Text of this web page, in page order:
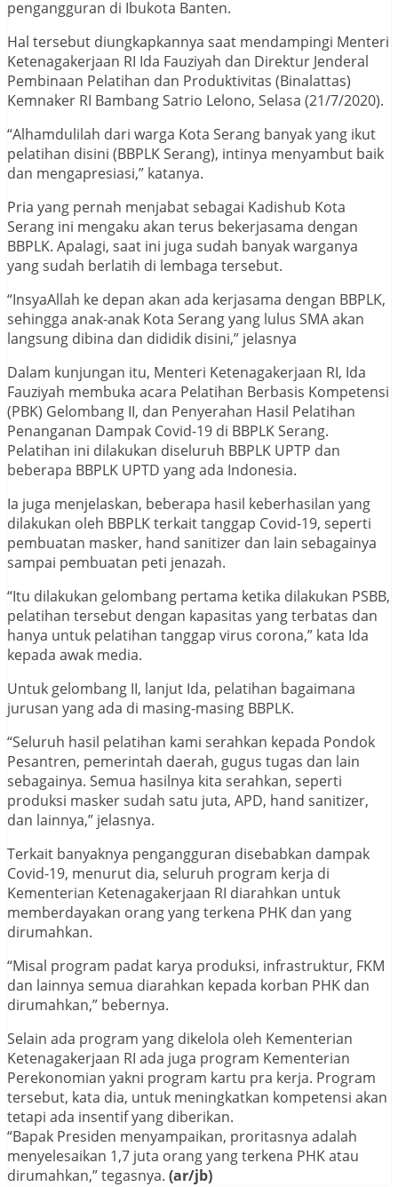
pengangguran di Ibukota Banten.
Hal tersebut diungkapkannya saat mendampingi Menteri
Ketenagakerjaan RI Ida Fauziyah dan Direktur Jenderal
Pembinaan Pelatihan dan Produktivitas (Binalattas)
Kemnaker RI Bambang Satrio Lelono, Selasa (21/7/2020).
“Alhamdulilah dari warga Kota Serang banyak yang ikut
pelatihan disini (BBPLK Serang), intinya menyambut baik
dan mengapresiasi,” katanya.
Pria yang pernah menjabat sebagai Kadishub Kota
Serang ini mengaku akan terus bekerjasama dengan
BBPLK. Apalagi, saat ini juga sudah banyak warganya
yang sudah berlatih di lembaga tersebut.
“InsyaAllah ke depan akan ada kerjasama dengan BBPLK,
sehingga anak-anak Kota Serang yang lulus SMA akan
langsung dibina dan dididik disini,” jelasnya
Dalam kunjungan itu, Menteri Ketenagakerjaan RI, Ida
Fauziyah membuka acara Pelatihan Berbasis Kompetensi
(PBK) Gelombang II, dan Penyerahan Hasil Pelatihan
Penanganan Dampak Covid-19 di BBPLK Serang.
Pelatihan ini dilakukan diseluruh BBPLK UPTP dan
beberapa BBPLK UPTD yang ada Indonesia.
Ia juga menjelaskan, beberapa hasil keberhasilan yang
dilakukan oleh BBPLK terkait tanggap Covid-19, seperti
pembuatan masker, hand sanitizer dan lain sebagainya
sampai pembuatan peti jenazah.
“Itu dilakukan gelombang pertama ketika dilakukan PSBB,
pelatihan tersebut dengan kapasitas yang terbatas dan
hanya untuk pelatihan tanggap virus corona,” kata Ida
kepada awak media.
Untuk gelombang II, lanjut Ida, pelatihan bagaimana
jurusan yang ada di masing-masing BBPLK.
“Seluruh hasil pelatihan kami serahkan kepada Pondok
Pesantren, pemerintah daerah, gugus tugas dan lain
sebagainya. Semua hasilnya kita serahkan, seperti
produksi masker sudah satu juta, APD, hand sanitizer,
dan lainnya,” jelasnya.
Terkait banyaknya pengangguran disebabkan dampak
Covid-19, menurut dia, seluruh program kerja di
Kementerian Ketenagakerjaan RI diarahkan untuk
memberdayakan orang yang terkena PHK dan yang
dirumahkan.
“Misal program padat karya produksi, infrastruktur, FKM
dan lainnya semua diarahkan kepada korban PHK dan
dirumahkan,” bebernya.
Selain ada program yang dikelola oleh Kementerian
Ketenagakerjaan RI ada juga program Kementerian
Perekonomian yakni program kartu pra kerja. Program
tersebut, kata dia, untuk meningkatkan kompetensi akan
tetapi ada insentif yang diberikan.
“Bapak Presiden menyampaikan, proritasnya adalah
menyelesaikan 1,7 juta orang yang terkena PHK atau
dirumahkan,” tegasnya. (ar/jb)